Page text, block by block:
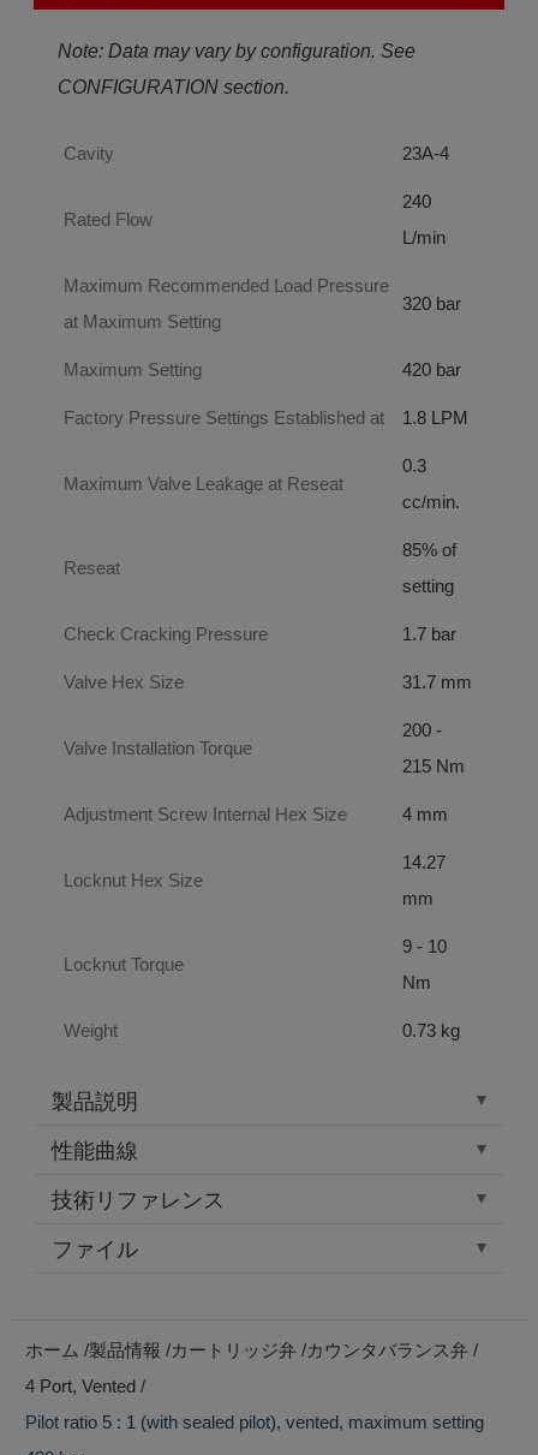
Note: Data may vary by configuration. See
CONFIGURATION section.
Cavity 23A-4
Rated Flow
240
L/min
Maximum Recommended Load Pressure
at Maximum Setting
320 bar
Maximum Setting 420 bar
Factory Pressure Settings Established at 1.8 LPM
Maximum Valve Leakage at Reseat
0.3
cc/min.
Reseat
85% of
setting
Check Cracking Pressure 1.7 bar
Valve Hex Size 31.7 mm
Valve Installation Torque
200 -
215 Nm
Adjustment Screw Internal Hex Size 4 mm
Locknut Hex Size
14.27
mm
Locknut Torque
9 - 10
Nm
Weight 0.73 kg
製品説明
性能曲線
技術リファレンス
ファイル
ホーム 製品情報 カートリッジ弁 カウンタバランス弁
4 Port, Vented
Pilot ratio 5 : 1 (with sealed pilot), vented, maximum setting